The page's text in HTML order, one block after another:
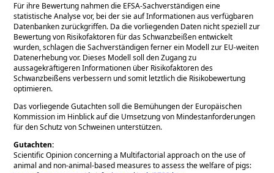
Für ihre Bewertung nahmen die EFSA-Sachverständigen eine
statistische Analyse vor, bei der sie auf Informationen aus verfügbaren
Datenbanken zurückgriffen. Da die vorliegenden Daten nicht speziell zur
Bewertung von Risikofaktoren für das Schwanzbeißen entwickelt
wurden, schlagen die Sachverständigen ferner ein Modell zur EU-weiten
Datenerhebung vor. Dieses Modell soll den Zugang zu
aussagekräftigeren Informationen über Risikofaktoren des
Schwanzbeißens verbessern und somit letztlich die Risikobewertung
optimieren.
Das vorliegende Gutachten soll die Bemühungen der Europäischen
Kommission im Hinblick auf die Umsetzung von Mindestanforderungen
für den Schutz von Schweinen unterstützen.
Gutachten:
Scientific Opinion concerning a Multifactorial approach on the use of
animal and non-animal-based measures to assess the welfare of pigs: